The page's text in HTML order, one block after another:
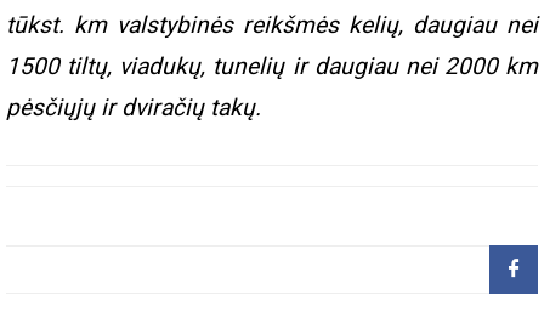
tūkst. km valstybinės reikšmės kelių, daugiau nei
1500 tiltų, viadukų, tunelių ir daugiau nei 2000 km
pėsčiųjų ir dviračių takų.